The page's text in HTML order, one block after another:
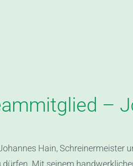
–
Hain, Schreinermeister